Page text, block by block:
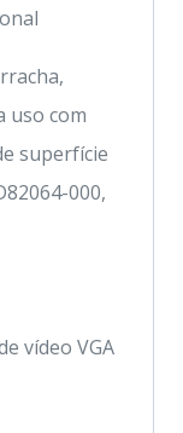
uso com
superfície
000,
vídeo VGA